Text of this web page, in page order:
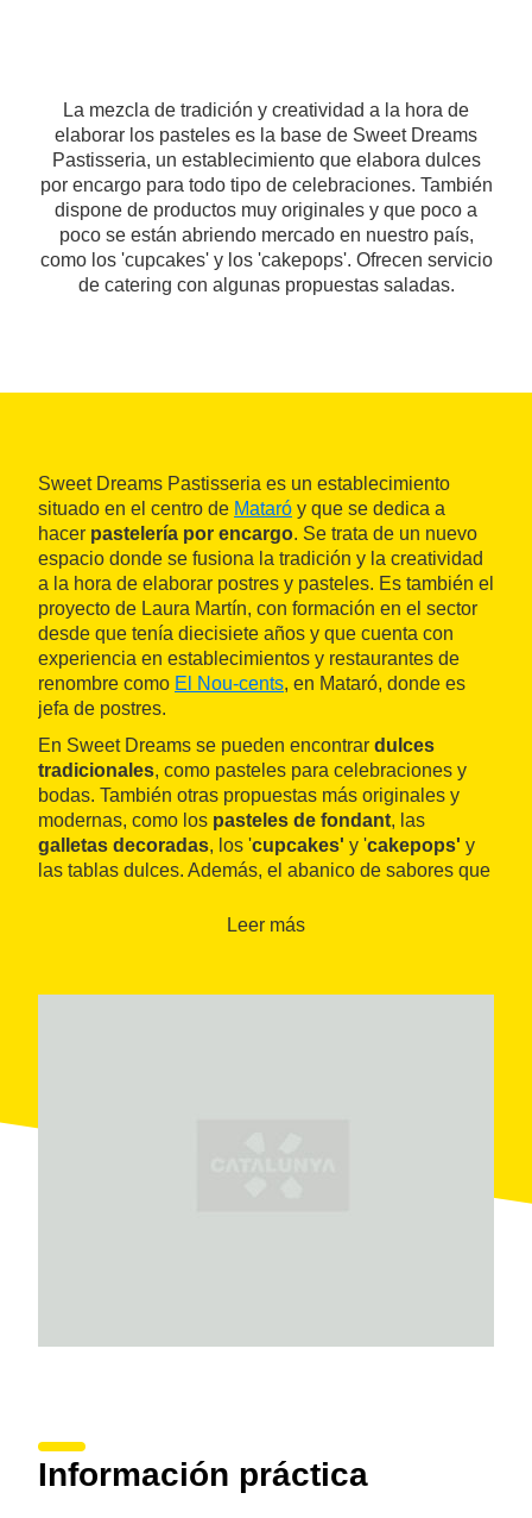
La mezcla de tradición y creatividad a la hora de
elaborar los pasteles es la base de Sweet Dreams
Pastisseria, un establecimiento que elabora dulces
por encargo para todo tipo de celebraciones. También
dispone de productos muy originales y que poco a
poco se están abriendo mercado en nuestro país,
como los 'cupcakes' y los 'cakepops'. Ofrecen servicio
de catering con algunas propuestas saladas.
Sweet Dreams Pastisseria es un establecimiento
situado en el centro de Mataró y que se dedica a
hacer pastelería por encargo. Se trata de un nuevo
espacio donde se fusiona la tradición y la creatividad
a la hora de elaborar postres y pasteles. Es también el
proyecto de Laura Martín, con formación en el sector
desde que tenía diecisiete años y que cuenta con
experiencia en establecimientos y restaurantes de
renombre como El Nou-cents, en Mataró, donde es
jefa de postres.
En Sweet Dreams se pueden encontrar dulces
tradicionales, como pasteles para celebraciones y
bodas. También otras propuestas más originales y
modernas, como los pasteles de fondant, las
galletas decoradas, los 'cupcakes' y 'cakepops' y
las tablas dulces. Además, el abanico de sabores que
con algunas opciones muy originales. Y lo que es
consiguen unos dulces personalizados ideales para
Leer más
Información práctica